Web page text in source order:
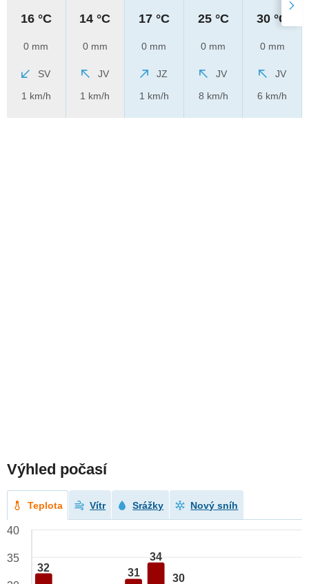
16 °C
0 mm
SV
1 km/h
14 °C
0 mm
JV
1 km/h
17 °C
0 mm
JZ
1 km/h
25 °C
0 mm
JV
8 km/h
30 °C
0 mm
JV
6 km/h
Výhled počasí
Teplota Vítr Srážky Nový sníh
32 31
34
30
40
35